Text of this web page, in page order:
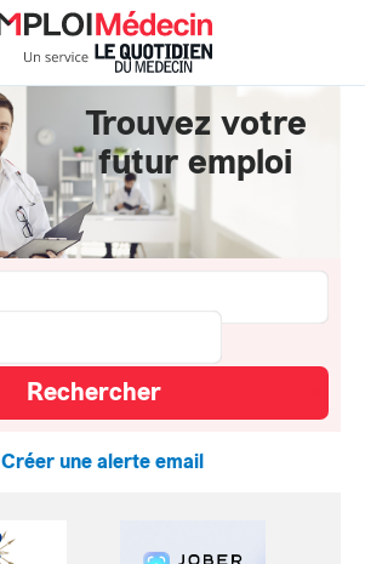
Trouvez votre
futur emploi
Créer une alerte email